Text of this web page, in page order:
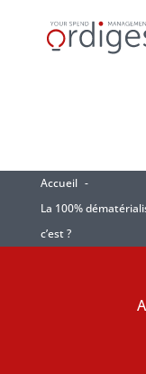
Accueil
La 100%
c’est ?